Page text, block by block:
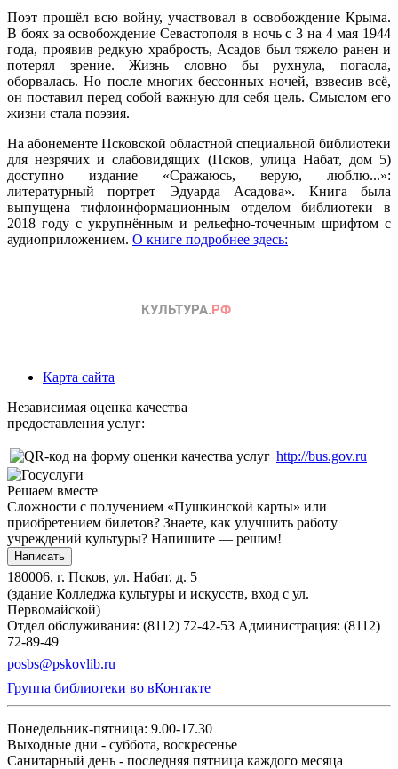
Поэт прошёл всю войну, участвовал в освобождение Крыма.
В боях за освобождение Севастополя в ночь с 3 на 4 мая 1944
года, проявив редкую храбрость, Асадов был тяжело ранен и
потерял зрение. Жизнь словно бы рухнула, погасла,
оборвалась. Но после многих бессонных ночей, взвесив всё,
он поставил перед собой важную для себя цель. Смыслом его
жизни стала поэзия.
На абонементе Псковской областной специальной библиотеки
для незрячих и слабовидящих (Псков, улица Набат, дом 5)
доступно издание «Сражаюсь, верую, люблю...»:
литературный портрет Эдуарда Асадова». Книга была
выпущена тифлоинформационным отделом библиотеки в
2018 году с укрупнённым и рельефно-точечным шрифтом с
аудиоприложением. О книге подробнее здесь:
Карта сайта
Независимая оценка качества
предоставления услуг:
http://bus.gov.ru
Решаем вместе
Сложности с получением «Пушкинской карты» или
приобретением билетов? Знаете, как улучшить работу
учреждений культуры? Напишите — решим!
Написать
180006, г. Псков, ул. Набат, д. 5
(здание Колледжа культуры и искусств, вход с ул.
Первомайской)
Отдел обслуживания: (8112) 72-42-53 Администрация: (8112)
72-89-49
posbs@pskovlib.ru
Группа библиотеки во вКонтакте
Понедельник-пятница: 9.00-17.30
Выходные дни - суббота, воскресенье
Санитарный день - последняя пятница каждого месяца